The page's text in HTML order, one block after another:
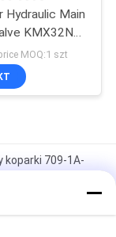
Hydraulic Main
KMX32NA
MOQ:1 szt
koparki 709-1A-
sterującymi